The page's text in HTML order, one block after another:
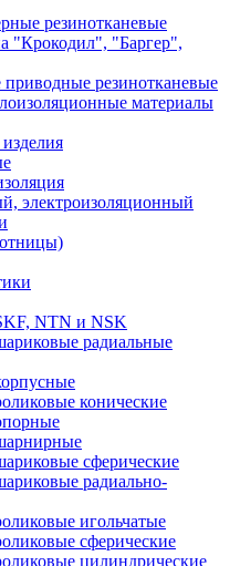
резинотканевые
"Крокодил", "Баргер",
резинотканевые
материалы
электроизоляционный
NTN и NSK
радиальные
конические
сферические
радиально-
игольчатые
сферические
цилиндрические